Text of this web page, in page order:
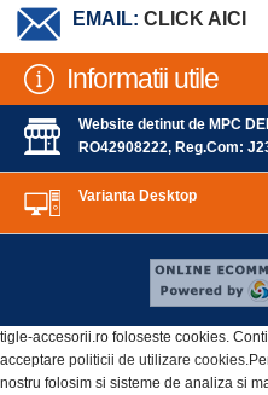
EMAIL: CLICK AICI
Informatii utile
Website detinut de MPC
RO42908222, Reg.Com:
Varianta Desktop
tigle-accesorii.ro foloseste cookies.
acceptare politicii de utilizare cookies
nostru folosim si sisteme de analiza si